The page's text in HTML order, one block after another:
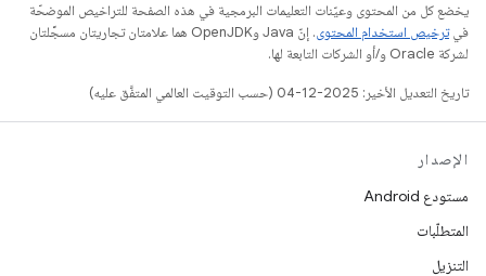
يخضع كل من المحتوى وعيّنات التعليمات البرمجية في هذه الصفحة للتراخيص الموضحّة
فيترخيص استخدام المحتوى
. إنّ Java وOpenJDK هما علامتان تجاريتان مسجَّلتان
لشركة Oracle و/أو الشركات التابعة لها.
تاريخ التعديل الأخير: 2025-12-04 (حسب التوقيت العالمي المتفَّق عليه)
الإصدار
مستودع Android
المتطلّبات
التنزيل